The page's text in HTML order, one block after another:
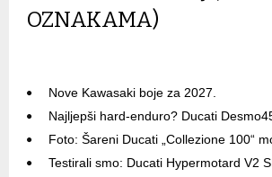
OZNAKAMA)
Nove Kawasaki boje za 2027.
Najljepši hard-enduro? Ducati
Foto: Šareni Ducati „Collezione 100“
Testirali smo: Ducati Hypermotard V2